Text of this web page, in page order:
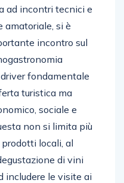
ad incontri tecnici e
amatoriale, si è
incontro sul
fondamentale
turistica ma
sociale e
non si limita più
locali, al
di vini
includere le visite ai